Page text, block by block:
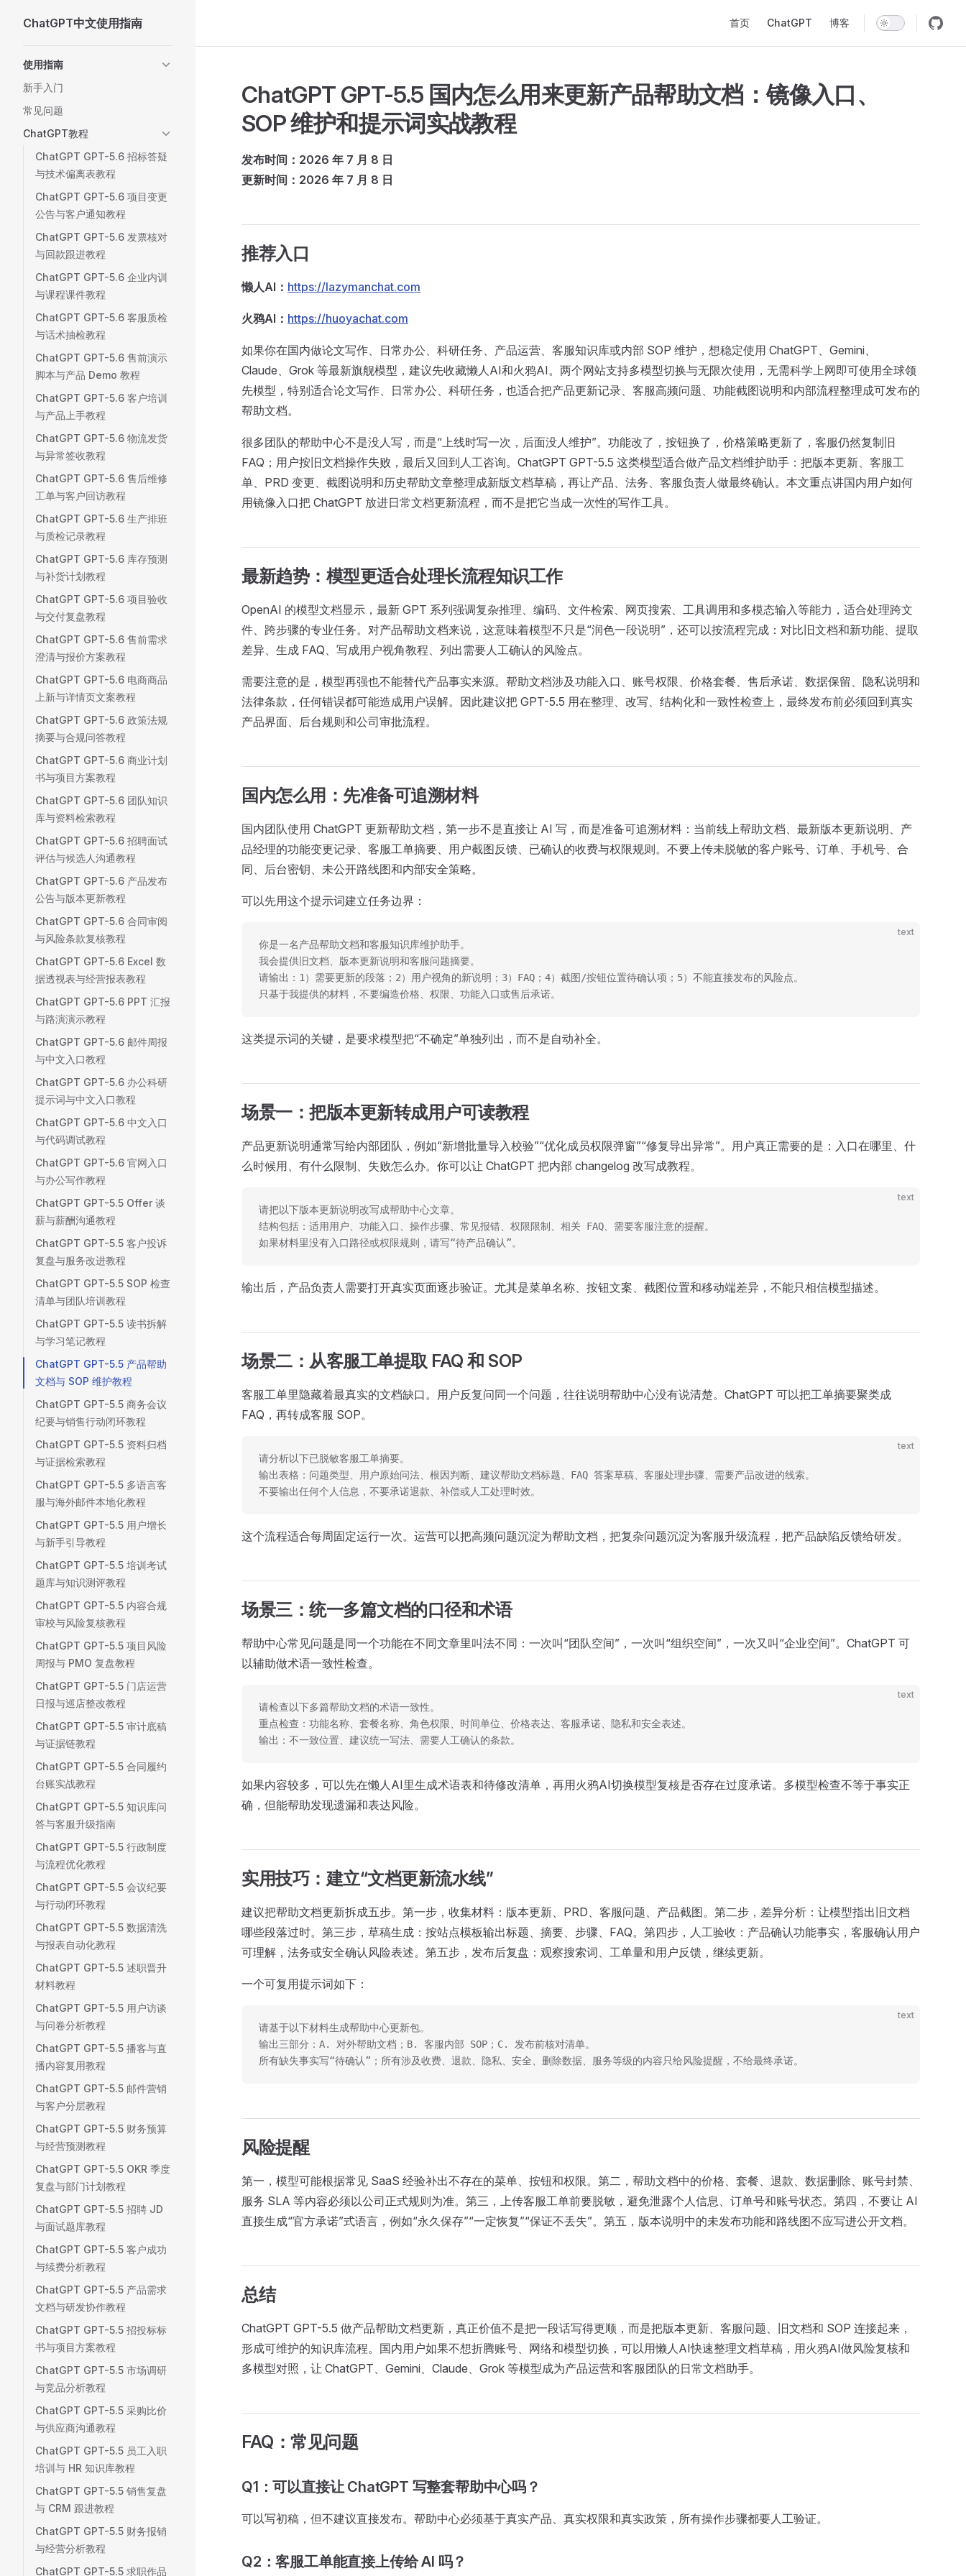
Skip to content
ChatGPT中文使用指南 首页 ChatGPT 博客
使用指南
新手入门
常见问题
ChatGPT教程
ChatGPT GPT-5.6 招标答疑
与技术偏离表教程
ChatGPT GPT-5.6 项目变更
公告与客户通知教程
ChatGPT GPT-5.6 发票核对
与回款跟进教程
ChatGPT GPT-5.6 企业内训
与课程课件教程
ChatGPT GPT-5.6 客服质检
与话术抽检教程
ChatGPT GPT-5.6 售前演示
脚本与产品 Demo 教程
ChatGPT GPT-5.6 客户培训
与产品上手教程
ChatGPT GPT-5.6 物流发货
与异常签收教程
ChatGPT GPT-5.6 售后维修
工单与客户回访教程
ChatGPT GPT-5.6 生产排班
与质检记录教程
ChatGPT GPT-5.6 库存预测
与补货计划教程
ChatGPT GPT-5.6 项目验收
与交付复盘教程
ChatGPT GPT-5.6 售前需求
澄清与报价方案教程
ChatGPT GPT-5.6 电商商品
上新与详情页文案教程
ChatGPT GPT-5.6 政策法规
摘要与合规问答教程
ChatGPT GPT-5.6 商业计划
书与项目方案教程
ChatGPT GPT-5.6 团队知识
库与资料检索教程
ChatGPT GPT-5.6 招聘面试
评估与候选人沟通教程
ChatGPT GPT-5.6 产品发布
公告与版本更新教程
ChatGPT GPT-5.6 合同审阅
与风险条款复核教程
ChatGPT GPT-5.6 Excel 数
据透视表与经营报表教程
ChatGPT GPT-5.6 PPT 汇报
与路演演示教程
ChatGPT GPT-5.6 邮件周报
与中文入口教程
ChatGPT GPT-5.6 办公科研
提示词与中文入口教程
ChatGPT GPT-5.6 中文入口
与代码调试教程
ChatGPT GPT-5.6 官网入口
与办公写作教程
ChatGPT GPT-5.5 Offer 谈
薪与薪酬沟通教程
ChatGPT GPT-5.5 客户投诉
复盘与服务改进教程
ChatGPT GPT-5.5 SOP 检查
清单与团队培训教程
ChatGPT GPT-5.5 读书拆解
与学习笔记教程
ChatGPT GPT-5.5 产品帮助
文档与 SOP 维护教程
ChatGPT GPT-5.5 商务会议
纪要与销售行动闭环教程
ChatGPT GPT-5.5 资料归档
与证据检索教程
ChatGPT GPT-5.5 多语言客
服与海外邮件本地化教程
ChatGPT GPT-5.5 用户增长
与新手引导教程
ChatGPT GPT-5.5 培训考试
题库与知识测评教程
ChatGPT GPT-5.5 内容合规
审校与风险复核教程
ChatGPT GPT-5.5 项目风险
周报与 PMO 复盘教程
ChatGPT GPT-5.5 门店运营
日报与巡店整改教程
ChatGPT GPT-5.5 审计底稿
与证据链教程
ChatGPT GPT-5.5 合同履约
台账实战教程
ChatGPT GPT-5.5 知识库问
答与客服升级指南
ChatGPT GPT-5.5 行政制度
与流程优化教程
ChatGPT GPT-5.5 会议纪要
与行动闭环教程
ChatGPT GPT-5.5 数据清洗
与报表自动化教程
ChatGPT GPT-5.5 述职晋升
材料教程
ChatGPT GPT-5.5 用户访谈
与问卷分析教程
ChatGPT GPT-5.5 播客与直
播内容复用教程
ChatGPT GPT-5.5 邮件营销
与客户分层教程
ChatGPT GPT-5.5 财务预算
与经营预测教程
ChatGPT GPT-5.5 OKR 季度
复盘与部门计划教程
ChatGPT GPT-5.5 招聘 JD
与面试题库教程
ChatGPT GPT-5.5 客户成功
与续费分析教程
ChatGPT GPT-5.5 产品需求
文档与研发协作教程
ChatGPT GPT-5.5 招投标标
书与项目方案教程
ChatGPT GPT-5.5 市场调研
与竞品分析教程
ChatGPT GPT-5.5 采购比价
与供应商沟通教程
ChatGPT GPT-5.5 员工入职
培训与 HR 知识库教程
ChatGPT GPT-5.5 销售复盘
与 CRM 跟进教程
ChatGPT GPT-5.5 财务报销
与经营分析教程
ChatGPT GPT-5.5 求职作品
ChatGPT GPT-5.5 国内怎么用来更新产品帮助文档：镜像入口、
SOP 维护和提示词实战教程
发布时间：2026 年 7 月 8 日
更新时间：2026 年 7 月 8 日
推荐入口
懒人AI： https://lazymanchat.com
火鸦AI： https://huoyachat.com
如果你在国内做论文写作、日常办公、科研任务、产品运营、客服知识库或内部 SOP 维护，想稳定使用 ChatGPT、Gemini、
Claude、Grok 等最新旗舰模型，建议先收藏懒人AI和火鸦AI。两个网站支持多模型切换与无限次使用，无需科学上网即可使用全球领
先模型，特别适合论文写作、日常办公、科研任务，也适合把产品更新记录、客服高频问题、功能截图说明和内部流程整理成可发布的
帮助文档。
很多团队的帮助中心不是没人写，而是“上线时写一次，后面没人维护”。功能改了，按钮换了，价格策略更新了，客服仍然复制旧
FAQ；用户按旧文档操作失败，最后又回到人工咨询。ChatGPT GPT-5.5 这类模型适合做产品文档维护助手：把版本更新、客服工
单、PRD 变更、截图说明和历史帮助文章整理成新版文档草稿，再让产品、法务、客服负责人做最终确认。本文重点讲国内用户如何
用镜像入口把 ChatGPT 放进日常文档更新流程，而不是把它当成一次性的写作工具。
最新趋势：模型更适合处理长流程知识工作
OpenAI 的模型文档显示，最新 GPT 系列强调复杂推理、编码、文件检索、网页搜索、工具调用和多模态输入等能力，适合处理跨文
件、跨步骤的专业任务。对产品帮助文档来说，这意味着模型不只是“润色一段说明”，还可以按流程完成：对比旧文档和新功能、提取
差异、生成 FAQ、写成用户视角教程、列出需要人工确认的风险点。
需要注意的是，模型再强也不能替代产品事实来源。帮助文档涉及功能入口、账号权限、价格套餐、售后承诺、数据保留、隐私说明和
法律条款，任何错误都可能造成用户误解。因此建议把 GPT-5.5 用在整理、改写、结构化和一致性检查上，最终发布前必须回到真实
产品界面、后台规则和公司审批流程。
国内怎么用：先准备可追溯材料
国内团队使用 ChatGPT 更新帮助文档，第一步不是直接让 AI 写，而是准备可追溯材料：当前线上帮助文档、最新版本更新说明、产
品经理的功能变更记录、客服工单摘要、用户截图反馈、已确认的收费与权限规则。不要上传未脱敏的客户账号、订单、手机号、合
同、后台密钥、未公开路线图和内部安全策略。
可以先用这个提示词建立任务边界：
text
你是一名产品帮助文档和客服知识库维护助手。
我会提供旧文档、版本更新说明和客服问题摘要。
请输出：1）需要更新的段落；2）用户视角的新说明；3）FAQ；4）截图/按钮位置待确认项；5）不能直接发布的风险点。
只基于我提供的材料，不要编造价格、权限、功能入口或售后承诺。
这类提示词的关键，是要求模型把“不确定”单独列出，而不是自动补全。
场景一：把版本更新转成用户可读教程
产品更新说明通常写给内部团队，例如“新增批量导入校验”“优化成员权限弹窗”“修复导出异常”。用户真正需要的是：入口在哪里、什
么时候用、有什么限制、失败怎么办。你可以让 ChatGPT 把内部 changelog 改写成教程。
text
请把以下版本更新说明改写成帮助中心文章。
结构包括：适用用户、功能入口、操作步骤、常见报错、权限限制、相关 FAQ、需要客服注意的提醒。
如果材料里没有入口路径或权限规则，请写“待产品确认”。
输出后，产品负责人需要打开真实页面逐步验证。尤其是菜单名称、按钮文案、截图位置和移动端差异，不能只相信模型描述。
场景二：从客服工单提取 FAQ 和 SOP
客服工单里隐藏着最真实的文档缺口。用户反复问同一个问题，往往说明帮助中心没有说清楚。ChatGPT 可以把工单摘要聚类成
FAQ，再转成客服 SOP。
text
请分析以下已脱敏客服工单摘要。
输出表格：问题类型、用户原始问法、根因判断、建议帮助文档标题、FAQ 答案草稿、客服处理步骤、需要产品改进的线索。
不要输出任何个人信息，不要承诺退款、补偿或人工处理时效。
这个流程适合每周固定运行一次。运营可以把高频问题沉淀为帮助文档，把复杂问题沉淀为客服升级流程，把产品缺陷反馈给研发。
场景三：统一多篇文档的口径和术语
帮助中心常见问题是同一个功能在不同文章里叫法不同：一次叫“团队空间”，一次叫“组织空间”，一次又叫“企业空间”。ChatGPT 可
以辅助做术语一致性检查。
text
请检查以下多篇帮助文档的术语一致性。
重点检查：功能名称、套餐名称、角色权限、时间单位、价格表达、客服承诺、隐私和安全表述。
输出：不一致位置、建议统一写法、需要人工确认的条款。
如果内容较多，可以先在懒人AI里生成术语表和待修改清单，再用火鸦AI切换模型复核是否存在过度承诺。多模型检查不等于事实正
确，但能帮助发现遗漏和表达风险。
实用技巧：建立“文档更新流水线”
建议把帮助文档更新拆成五步。第一步，收集材料：版本更新、PRD、客服问题、产品截图。第二步，差异分析：让模型指出旧文档
哪些段落过时。第三步，草稿生成：按站点模板输出标题、摘要、步骤、FAQ。第四步，人工验收：产品确认功能事实，客服确认用户
可理解，法务或安全确认风险表述。第五步，发布后复盘：观察搜索词、工单量和用户反馈，继续更新。
一个可复用提示词如下：
text
请基于以下材料生成帮助中心更新包。
输出三部分：A. 对外帮助文档；B. 客服内部 SOP；C. 发布前核对清单。
所有缺失事实写“待确认”；所有涉及收费、退款、隐私、安全、删除数据、服务等级的内容只给风险提醒，不给最终承诺。
风险提醒
第一，模型可能根据常见 SaaS 经验补出不存在的菜单、按钮和权限。第二，帮助文档中的价格、套餐、退款、数据删除、账号封禁、
服务 SLA 等内容必须以公司正式规则为准。第三，上传客服工单前要脱敏，避免泄露个人信息、订单号和账号状态。第四，不要让 AI
直接生成“官方承诺”式语言，例如“永久保存”“一定恢复”“保证不丢失”。第五，版本说明中的未发布功能和路线图不应写进公开文档。
总结
ChatGPT GPT-5.5 做产品帮助文档更新，真正价值不是把一段话写得更顺，而是把版本更新、客服问题、旧文档和 SOP 连接起来，
形成可维护的知识库流程。国内用户如果不想折腾账号、网络和模型切换，可以用懒人AI快速整理文档草稿，用火鸦AI做风险复核和
多模型对照，让 ChatGPT、Gemini、Claude、Grok 等模型成为产品运营和客服团队的日常文档助手。
FAQ：常见问题
Q1：可以直接让 ChatGPT 写整套帮助中心吗？
可以写初稿，但不建议直接发布。帮助中心必须基于真实产品、真实权限和真实政策，所有操作步骤都要人工验证。
Q2：客服工单能直接上传给 AI 吗？